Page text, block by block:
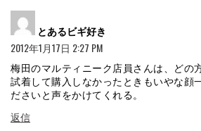
とあるビギ好き
2012年1月17日 2:27 PM
梅田のマルティニーク店員さんは、どの
試着して購入しなかったときもいやな顔
ださいと声をかけてくれる。
返信